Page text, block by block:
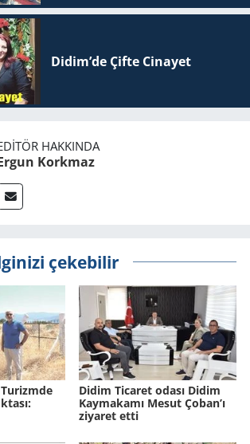
Didim’de Çifte Ci­na­yet
HAKKINDA
Korkmaz
çekebilir
Didim Ticaret odası Didim
Kaymakamı Mesut Çoban’ı
ziyaret etti